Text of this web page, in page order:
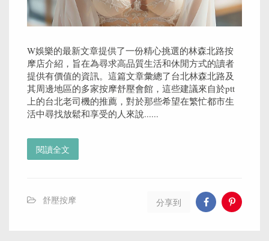
W娛樂的最新文章提供了一份精心挑選的林森北路按
摩店介紹，旨在為尋求高品質生活和休閒方式的讀者
提供有價值的資訊。這篇文章彙總了台北林森北路及
其周邊地區的多家按摩舒壓會館，這些建議來自於ptt
上的台北老司機的推薦，對於那些希望在繁忙都市生
活中尋找放鬆和享受的人來說......
閱讀全文
舒壓按摩 分享到